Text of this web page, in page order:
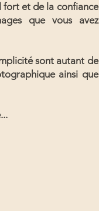
fort et de la confiance
que vous avez
sont autant de
ainsi que